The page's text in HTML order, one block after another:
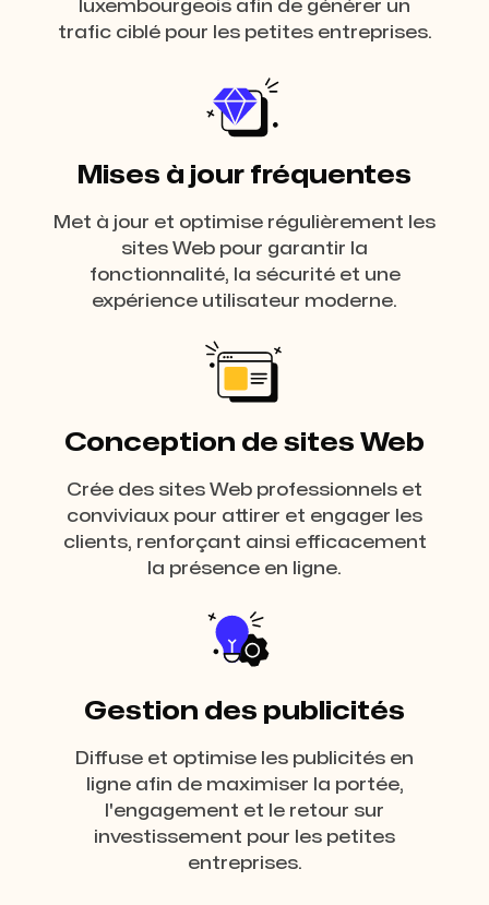
luxembourgeois afin de générer un
trafic ciblé pour les petites entreprises.
Mises à jour fréquentes
Met à jour et optimise régulièrement les
sites Web pour garantir la
fonctionnalité, la sécurité et une
expérience utilisateur moderne.
Conception de sites Web
Crée des sites Web professionnels et
conviviaux pour attirer et engager les
clients, renforçant ainsi efficacement
la présence en ligne.
Gestion des publicités
Diffuse et optimise les publicités en
ligne afin de maximiser la portée,
l'engagement et le retour sur
investissement pour les petites
entreprises.